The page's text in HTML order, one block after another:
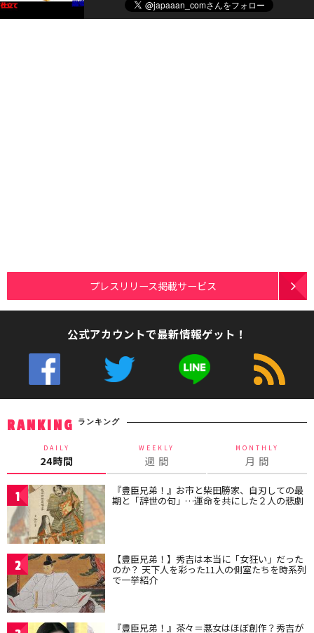
プレスリリース掲載サービス
公式アカウントで最新情報ゲット！
RANKING ランキング
DAILY
24時間
WEEKLY
週 間
MONTHLY
月 間
1 『豊臣兄弟！』お市と柴田勝家、自刃しての最
期と「辞世の句」…運命を共にした２人の悲劇
2 【豊臣兄弟！】秀吉は本当に「女狂い」だった
のか？ 天下人を彩った11人の側室たちを時系列
で一挙紹介
『豊臣兄弟！』茶々＝悪女はほぼ創作？秀吉が